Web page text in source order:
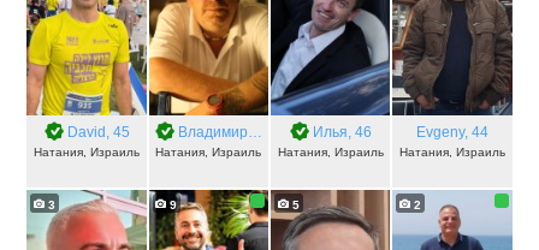
David , 45
Натания, Израиль
Владимир, 47
Натания, Израиль
Илья, 46
Натания, Израиль
Evgeny, 44
Натания, Израиль
3 9 5 2